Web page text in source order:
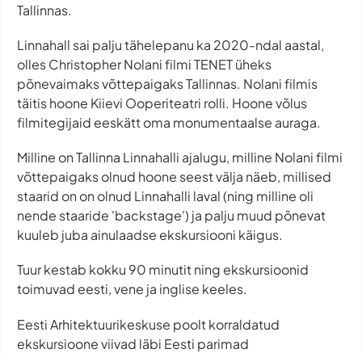
Tallinnas.
Linnahall sai palju tähelepanu ka 2020-ndal aastal,
olles Christopher Nolani filmi TENET üheks
põnevaimaks võttepaigaks Tallinnas. Nolani filmis
täitis hoone Kiievi Ooperiteatri rolli. Hoone võlus
filmitegijaid eeskätt oma monumentaalse auraga.
Milline on Tallinna Linnahalli ajalugu, milline Nolani filmi
võttepaigaks olnud hoone seest välja näeb, millised
staarid on on olnud Linnahalli laval (ning milline oli
nende staaride 'backstage') ja palju muud põnevat
kuuleb juba ainulaadse ekskursiooni käigus.
Tuur kestab kokku 90 minutit ning ekskursioonid
toimuvad eesti, vene ja inglise keeles.
Eesti Arhitektuurikeskuse poolt korraldatud
ekskursioone viivad läbi Eesti parimad